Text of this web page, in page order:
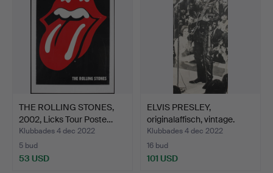
THE ROLLING STONES,
2002, Licks Tour Poste…
Klubbades 4 dec 2022
5 bud
53 USD
ELVIS PRESLEY,
originalaffisch, vintage.
Klubbades 4 dec 2022
16 bud
101 USD